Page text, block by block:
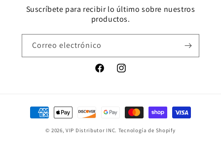
Suscríbete para recibir lo último sobre nuestros
productos.
Correo electrónico
FacebookInstagram
Formas
de
© 2026,VIP Distributor INC. Tecnología de Shopify